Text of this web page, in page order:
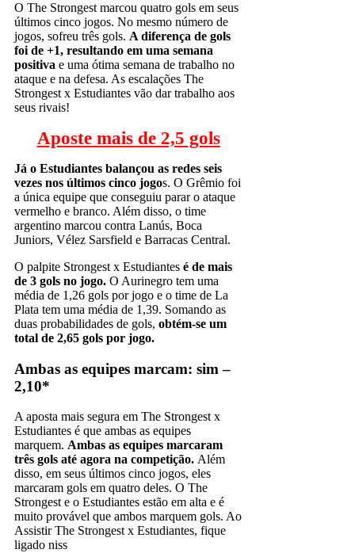
O The Strongest marcou quatro gols em seus
últimos cinco jogos. No mesmo número de
jogos, sofreu três gols. A diferença de gols
foi de +1, resultando em uma semana
positiva e uma ótima semana de trabalho no
ataque e na defesa. As escalações The
Strongest x Estudiantes vão dar trabalho aos
seus rivais!
Aposte mais de 2,5 gols
Já o Estudiantes balançou as redes seis
vezes nos últimos cinco jogos. O Grêmio foi
a única equipe que conseguiu parar o ataque
vermelho e branco. Além disso, o time
argentino marcou contra Lanús, Boca
Juniors, Vélez Sarsfield e Barracas Central.
O palpite Strongest x Estudiantes é de mais
de 3 gols no jogo. O Aurinegro tem uma
média de 1,26 gols por jogo e o time de La
Plata tem uma média de 1,39. Somando as
duas probabilidades de gols, obtém-se um
total de 2,65 gols por jogo.
Ambas as equipes marcam: sim –
2,10*
A aposta mais segura em The Strongest x
Estudiantes é que ambas as equipes
marquem. Ambas as equipes marcaram
três gols até agora na competição. Além
disso, em seus últimos cinco jogos, eles
marcaram gols em quatro deles. O The
Strongest e o Estudiantes estão em alta e é
muito provável que ambos marquem gols. Ao
Assistir The Strongest x Estudiantes, fique
ligado niss